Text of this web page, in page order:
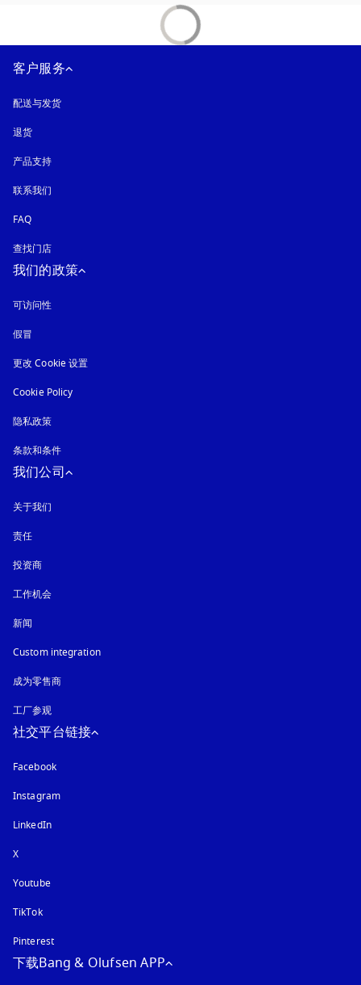
客户服务
配送与发货
退货
产品支持
联系我们
FAQ
查找门店
我们的政策
可访问性
假冒
更改 Cookie 设置
Cookie Policy
隐私政策
条款和条件
我们公司
关于我们
责任
投资商
工作机会
新闻
Custom integration
成为零售商
工厂参观
社交平台链接
Facebook
Instagram在新选项卡中打开
LinkedIn
X
Youtube在新选项卡中打开
TikTok
Pinterest
下载Bang & Olufsen APP